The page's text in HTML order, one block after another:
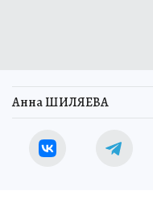
Анна ШИЛЯЕВА